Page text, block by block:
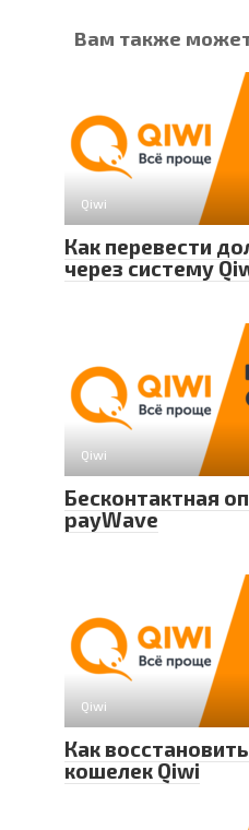
Вам также
Qiwi
Как перевести
через систему
Qiwi
Бесконтактная
payWave
Qiwi
Как
кошелек Qiwi